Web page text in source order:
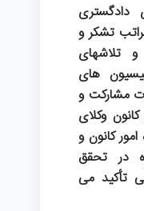
دادگستری
تشکر و
تلاشهای
های
مشارکت و
وکلای
کانون و
در تحقق
تأکید می